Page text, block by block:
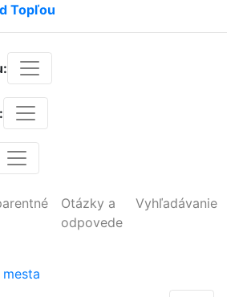
Topľou
Otázky a
odpovede
Vyhľadávanie